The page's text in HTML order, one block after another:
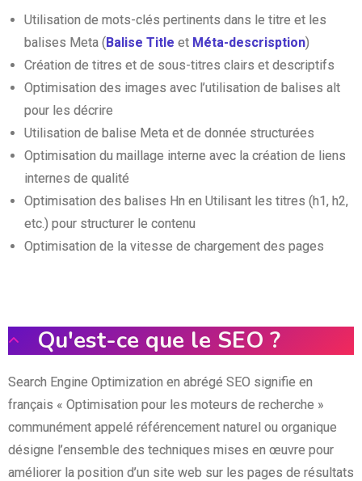
Utilisation de mots-clés pertinents dans le titre et les
balises Meta (Balise Title et Méta-descrisption)
Création de titres et de sous-titres clairs et descriptifs
Optimisation des images avec l’utilisation de balises alt
pour les décrire
Utilisation de balise Meta et de donnée structurées
Optimisation du maillage interne avec la création de liens
internes de qualité
Optimisation des balises Hn en Utilisant les titres (h1, h2,
etc.) pour structurer le contenu
Optimisation de la vitesse de chargement des pages
Qu'est-ce que le SEO ?
Search Engine Optimization en abrégé SEO signifie en
français « Optimisation pour les moteurs de recherche »
communément appelé référencement naturel ou organique
désigne l’ensemble des techniques mises en œuvre pour
améliorer la position d’un site web sur les pages de résultats